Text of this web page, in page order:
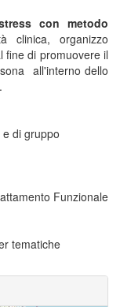
con metodo
clinica, organizzo
di promuovere il
all'interno dello
di gruppo
Funzionale
tematiche